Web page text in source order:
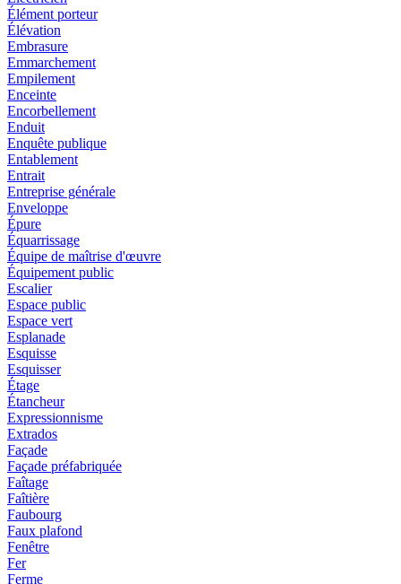
Élément porteur
Élévation
Embrasure
Emmarchement
Empilement
Enceinte
Encorbellement
Enduit
Enquête publique
Entablement
Entrait
Entreprise générale
Enveloppe
Épure
Équarrissage
Équipe de maîtrise d'œuvre
Équipement public
Escalier
Espace public
Espace vert
Esplanade
Esquisse
Esquisser
Étage
Étancheur
Expressionnisme
Extrados
Façade
Façade préfabriquée
Faîtage
Faîtière
Faubourg
Faux plafond
Fenêtre
Fer
Ferme